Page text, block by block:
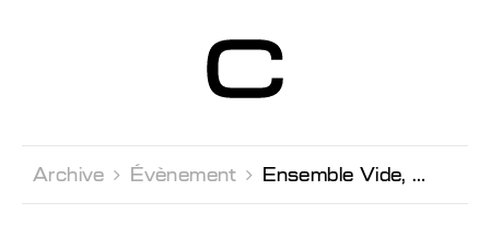
Contemporain
Genève
Archive  Évènement  Ensemble Vide,